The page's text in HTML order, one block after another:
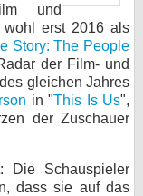
und
wohl erst 2016 als
Story: The People
der Film- und
gleichen Jahres
in "This Is Us",
der Zuschauer
Die Schauspieler
dass sie auf das